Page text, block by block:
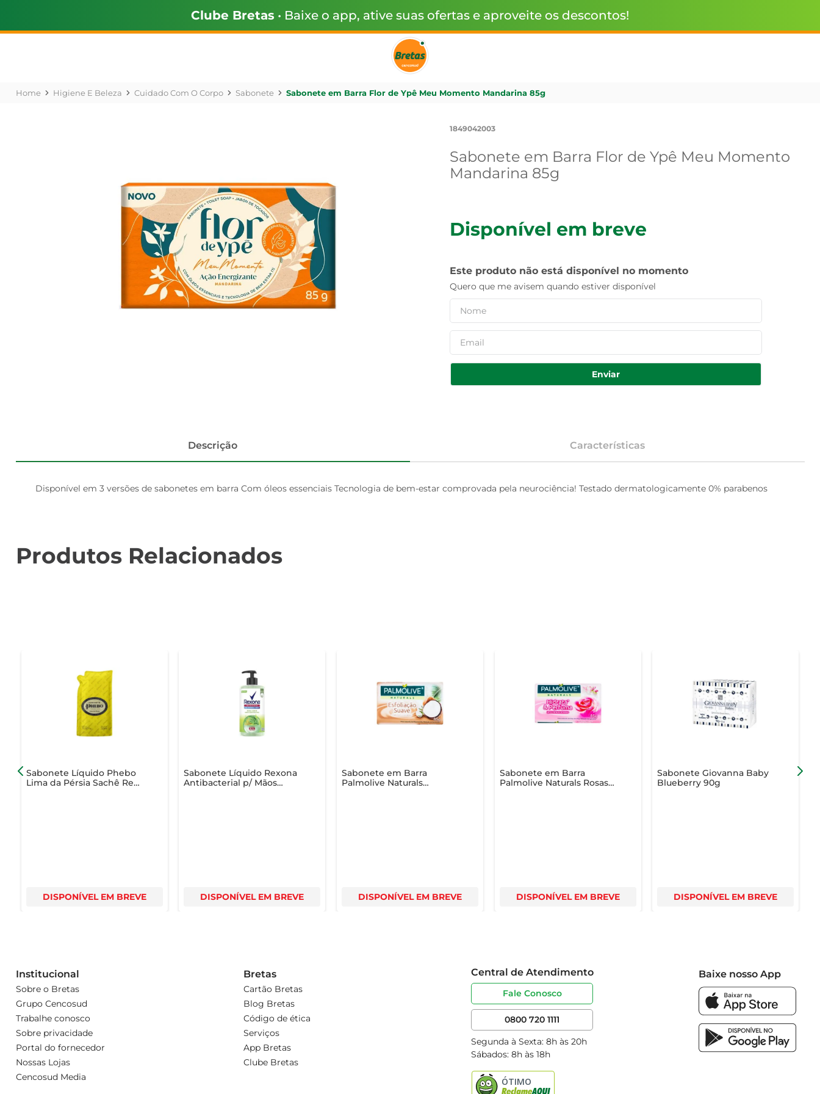
Clube Bretas • Baixe o app, ative suas ofertas e aproveite os descontos!
Higiene E Beleza Cuidado Com O Corpo Sabonete Sabonete em Barra Flor de Ypê Meu Momento Mandarina 85g
1849042003
Sabonete em Barra Flor de Ypê Meu Momento
Mandarina 85g
Disponível em breve
Este produto não está disponível no momento
Quero que me avisem quando estiver disponível
Enviar
Descrição Características
Disponível em 3 versões de sabonetes em barra Com óleos essenciais Tecnologia de bem-estar comprovada pela neurociência! Testado dermatologicamente 0% parabenos
Produtos Relacionados
Sabonete Líquido Phebo
Lima da Pérsia Sachê Refil
DISPONÍVEL EM BREVE
Sabonete Líquido Rexona
Antibacterial p/ Mãos
DISPONÍVEL EM BREVE
Sabonete em Barra
Palmolive Naturals
DISPONÍVEL EM BREVE
Sabonete em Barra
Palmolive Naturals Rosas
DISPONÍVEL EM BREVE
Sabonete Giovanna Baby
Blueberry 90g
DISPONÍVEL EM BREVE
Institucional
Sobre o Bretas
Grupo Cencosud
Trabalhe conosco
Sobre privacidade
Portal do fornecedor
Nossas Lojas
Cencosud Media
Bretas
Cartão Bretas
Blog Bretas
Código de ética
Serviços
App Bretas
Clube Bretas
Central de Atendimento
Fale Conosco
0800 720 1111
Segunda à Sexta: 8h às 20h
Sábados: 8h às 18h
Baixe nosso App